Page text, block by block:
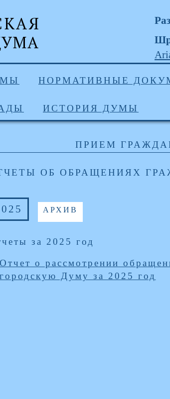
НОРМАТИВНЫЕ
ИСТОРИЯ ДУМЫ
ПРИЕМ
ОБ ОБРАЩЕНИЯХ
АРХИВ
за 2025 год
Отчет о рассмотрении
городскую Думу за 2025 год